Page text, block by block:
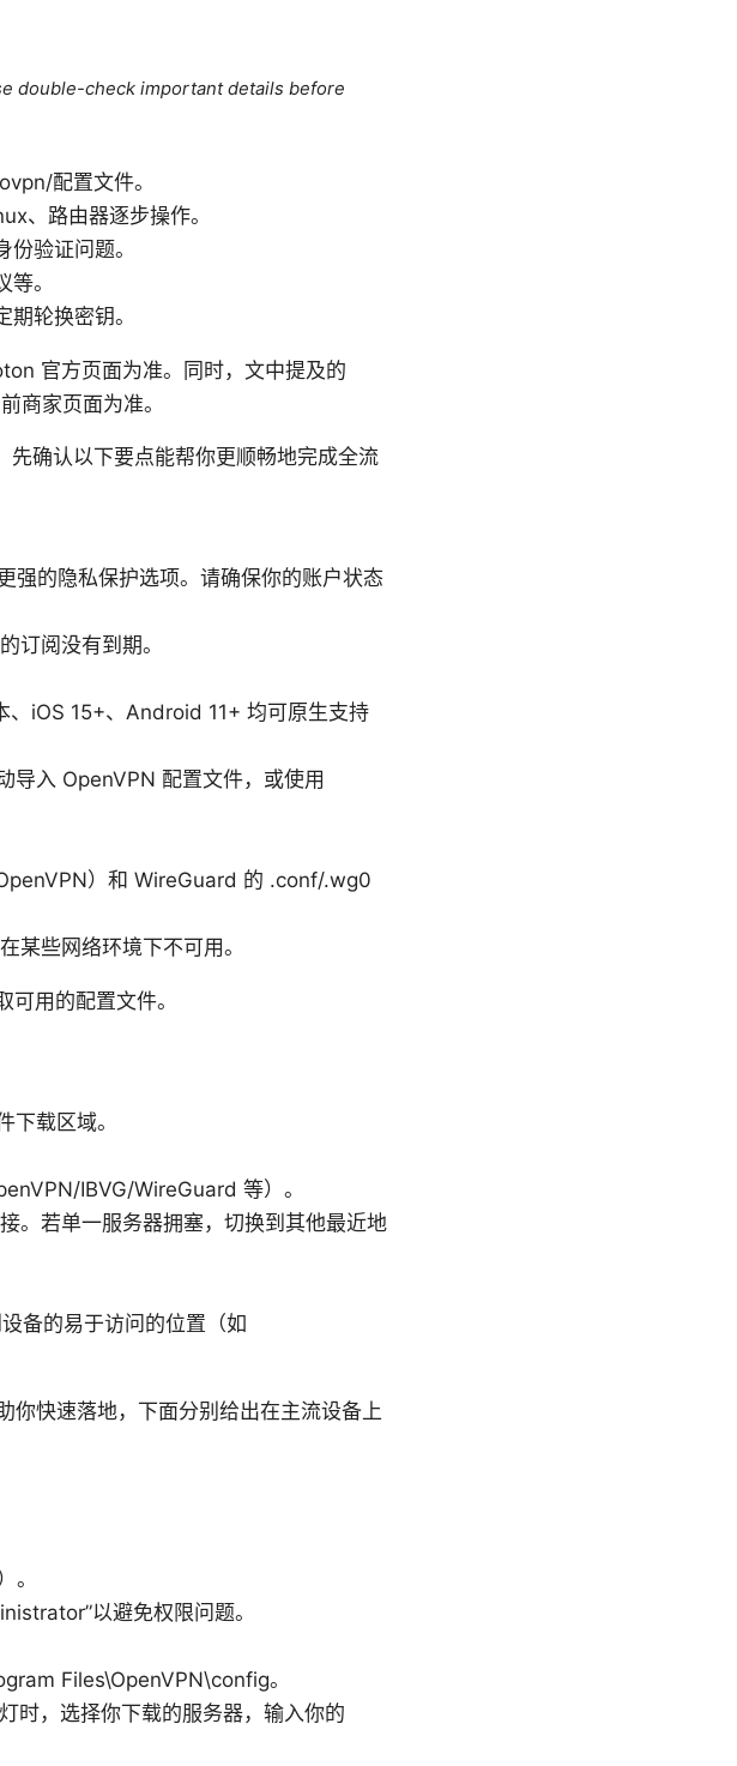
double-check important details before
配置文件。
、路由器逐步操作。
验证问题。
。
轮换密钥。
官方页面为准。同时，文中提及的
商家页面为准。
确认以下要点能帮你更顺畅地完成全流
强的隐私保护选项。请确保你的账户状态
订阅没有到期。
iOS 15+、Android 11+ 均可原生支持
导入 OpenVPN 配置文件，或使用
）和 WireGuard 的 .conf/.wg0
某些网络环境下不可用。
用的配置文件。
下载区域。
IBVG/WireGuard 等）。
。若单一服务器拥塞，切换到其他最近地
备的易于访问的位置（如
你快速落地，下面分别给出在主流设备上
。
以避免权限问题。
Files\OpenVPN\config。
时，选择你下载的服务器，输入你的